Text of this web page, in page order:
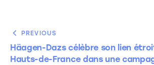
PREVIOUS
Häagen-Dazs célèbre son lien
Hauts-de-France dans une